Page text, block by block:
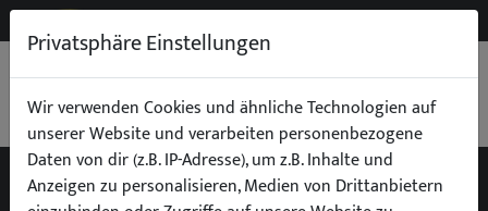
0,00 €
Privatsphäre Einstellungen
Wir verwenden Cookies und ähnliche Technologien auf
unserer Website und verarbeiten personenbezogene
Daten von dir (z.B. IP-Adresse), um z.B. Inhalte und
Anzeigen zu personalisieren, Medien von Drittanbietern